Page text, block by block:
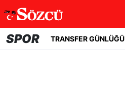
SPOR TRANSFER GÜNLÜĞÜ